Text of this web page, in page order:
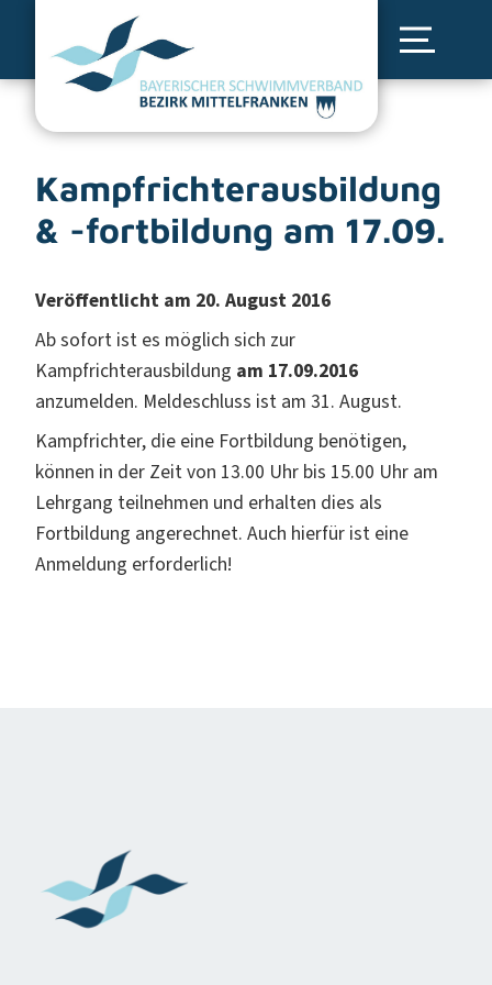
Kampfrichterausbildung
& -fortbildung am 17.09.
Veröffentlicht am 20. August 2016
Ab sofort ist es möglich sich zur
Kampfrichterausbildung am 17.09.2016
anzumelden. Meldeschluss ist am 31. August.
Kampfrichter, die eine Fortbildung benötigen,
können in der Zeit von 13.00 Uhr bis 15.00 Uhr am
Lehrgang teilnehmen und erhalten dies als
Fortbildung angerechnet. Auch hierfür ist eine
Anmeldung erforderlich!